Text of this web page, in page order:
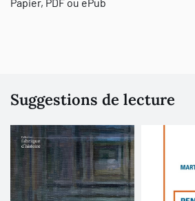
Suggestions de lecture